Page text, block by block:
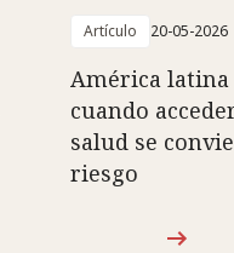
Artículo 20-05-2026
América latina
cuando
salud se
riesgo